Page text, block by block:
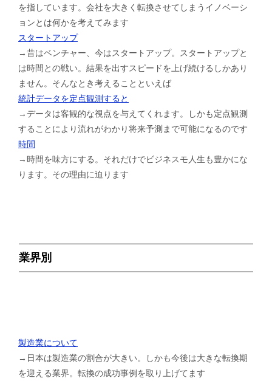
を指しています。会社を大きく転換させてしまうイノベーシ
ョンとは何かを考えてみます
スタートアップ
→昔はベンチャー、今はスタートアップ。スタートアップと
は時間との戦い。結果を出すスピードを上げ続けるしかあり
ません。そんなとき考えることといえば
統計データを定点観測すると
→データは客観的な視点を与えてくれます。しかも定点観測
することにより流れがわかり将来予測まで可能になるのです
時間
→時間を味方にする。それだけでビジネスモ人生も豊かにな
ります。その理由に迫ります
業界別
製造業について
→日本は製造業の割合が大きい。しかも今後は大きな転換期
を迎える業界。転換の成功事例を取り上げてます